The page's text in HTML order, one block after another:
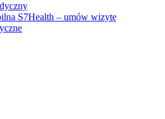
S7Health – umów wizytę